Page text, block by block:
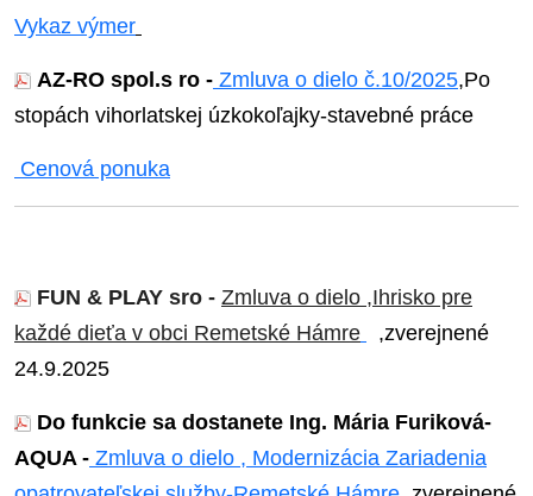
Vykaz výmer
AZ-RO spol.s ro - Zmluva o dielo č.10/2025,Po
stopách vihorlatskej úzkokoľajky-stavebné práce
Cenová ponuka
FUN & PLAY sro - Zmluva o dielo ,Ihrisko pre
každé dieťa v obci Remetské Hámre
,zverejnené
24.9.2025
Do funkcie sa dostanete Ing. Mária Furiková-
AQUA - Zmluva o dielo , Modernizácia Zariadenia